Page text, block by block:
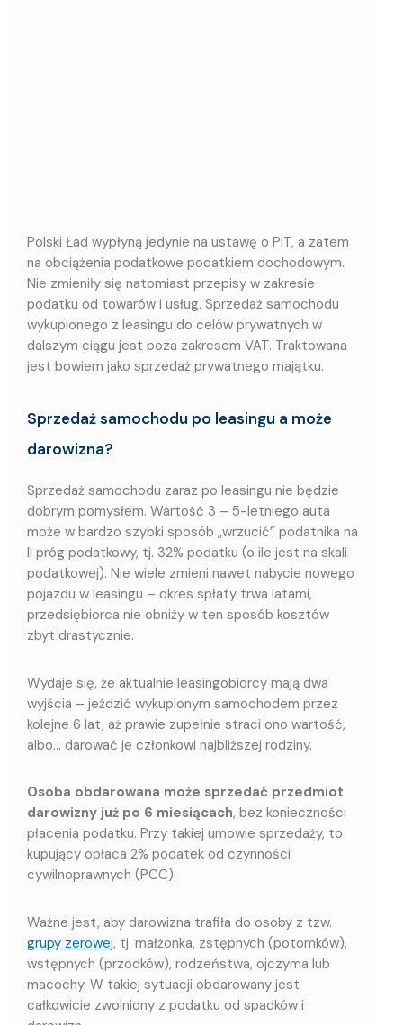
Polski Ład wypłyną jedynie na ustawę o PIT, a zatem
na obciążenia podatkowe podatkiem dochodowym.
Nie zmieniły się natomiast przepisy w zakresie
podatku od towarów i usług. Sprzedaż samochodu
wykupionego z leasingu do celów prywatnych w
dalszym ciągu jest poza zakresem VAT. Traktowana
jest bowiem jako sprzedaż prywatnego majątku.
Sprzedaż samochodu po leasingu a może
darowizna?
Sprzedaż samochodu zaraz po leasingu nie będzie
dobrym pomysłem. Wartość 3 – 5-letniego auta
może w bardzo szybki sposób „wrzucić” podatnika na
II próg podatkowy, tj. 32% podatku (o ile jest na skali
podatkowej). Nie wiele zmieni nawet nabycie nowego
pojazdu w leasingu – okres spłaty trwa latami,
przedsiębiorca nie obniży w ten sposób kosztów
zbyt drastycznie.
Wydaje się, że aktualnie leasingobiorcy mają dwa
wyjścia – jeździć wykupionym samochodem przez
kolejne 6 lat, aż prawie zupełnie straci ono wartość,
albo… darować je członkowi najbliższej rodziny.
Osoba obdarowana może sprzedać przedmiot
darowizny już po 6 miesiącach, bez konieczności
płacenia podatku. Przy takiej umowie sprzedaży, to
kupujący opłaca 2% podatek od czynności
cywilnoprawnych (PCC).
Ważne jest, aby darowizna trafiła do osoby z tzw.
grupy zerowej, tj. małżonka, zstępnych (potomków),
wstępnych (przodków), rodzeństwa, ojczyma lub
macochy. W takiej sytuacji obdarowany jest
całkowicie zwolniony z podatku od spadków i